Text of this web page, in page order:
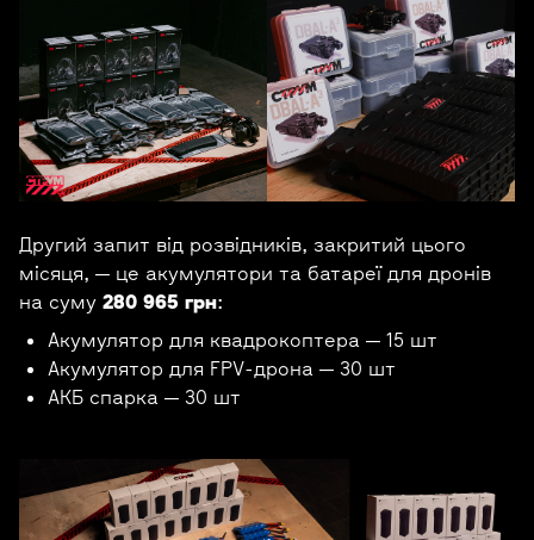
Другий запит від розвідників, закритий цього
місяця, — це акумулятори та батареї для дронів
на суму 280 965 грн:
Акумулятор для квадрокоптера — 15 шт
Акумулятор для FPV-дрона — 30 шт
АКБ спарка — 30 шт